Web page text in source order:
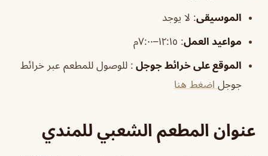
الموسيقى: لا يوجد
مواعيد العمل: ١٢:١٥–٧:٠٠م
الموقع على خرائط جوجل : للوصول للمطعم عبر خرائط
جوجل اضغط هنا
عنوان المطعم الشعبي للمندي